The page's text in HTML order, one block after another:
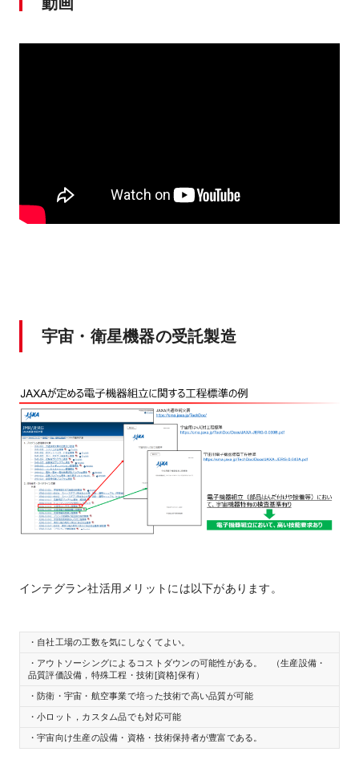
宇宙・衛星機器の受託製造
インテグラン社活用メリットには以下があります。
・自社工場の工数を気にしなくてよい。
・アウトソーシングによるコストダウンの可能性がある。 （生産設備・
品質評価設備，特殊工程・技術[資格]保有）
・防衛・宇宙・航空事業で培った技術で高い品質が可能
・小ロット，カスタム品でも対応可能
・宇宙向け生産の設備・資格・技術保持者が豊富である。